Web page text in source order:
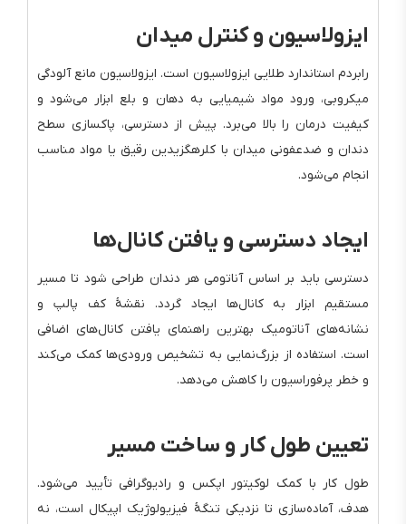
ایزولاسیون و کنترل میدان
رابردم استاندارد طلایی ایزولاسیون است. ایزولاسیون مانع آلودگی
میکروبی، ورود مواد شیمیایی به دهان و بلع ابزار می‌شود و
کیفیت درمان را بالا می‌برد. پیش از دسترسی، پاکسازی سطح
دندان و ضدعفونی میدان با کلرهگزیدین رقیق یا مواد مناسب
انجام می‌شود.
ایجاد دسترسی و یافتن کانال‌ها
دسترسی باید بر اساس آناتومی هر دندان طراحی شود تا مسیر
مستقیم ابزار به کانال‌ها ایجاد گردد. نقشهٔ کف پالپ و
نشانه‌های آناتومیک بهترین راهنمای یافتن کانال‌های اضافی
است. استفاده از بزرگ‌نمایی به تشخیص ورودی‌ها کمک می‌کند
و خطر پرفوراسیون را کاهش می‌دهد.
تعیین طول کار و ساخت مسیر
طول کار با کمک لوکیتور اپکس و رادیوگرافی تأیید می‌شود.
هدف، آماده‌سازی تا نزدیکی تنگهٔ فیزیولوژیک اپیکال است، نه